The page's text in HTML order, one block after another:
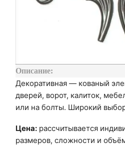
Описание:
Декоративная — кованый
дверей, ворот, калиток,
или на болты. Широкий
Цена: рассчитывается
размеров, сложности и